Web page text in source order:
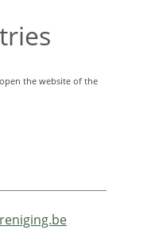
the website of the